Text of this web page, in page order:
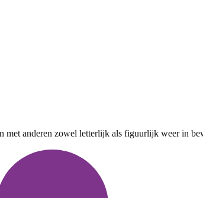
met anderen zowel letterlijk als figuurlijk weer in